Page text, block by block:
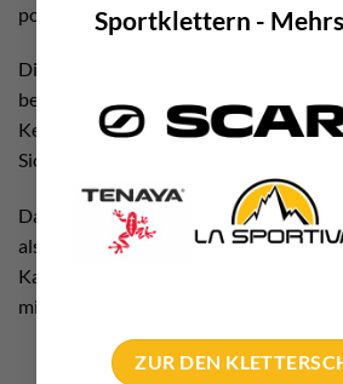
Sportklettern -
ZUR DEN
populär.
Dieses Sicherungsgerät lässt sich zum
bedienen. Und zum anderen ist es
Kein Wunder das es mittlerweile zu
Sicherungsgeräten in der Kletterszene
Das Sicherungsgerät gibt es in zwei
als Set in türkis-blau mit grünem 3-
Karabiner. Und zweitens als „Gold-
mit schwarzem 3-Wege Autolock